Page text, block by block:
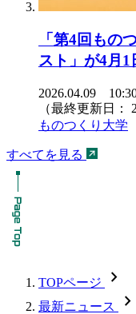
「第4回もの
スト」が4月
2026.04.09
（最終更新日：
ものつくり大学
すべてを見る
TOPページ chevron_forward
最新ニュース chevron_forward